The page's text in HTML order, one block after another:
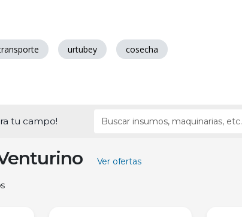
urtubey cosecha
tu campo!
Ver ofertas